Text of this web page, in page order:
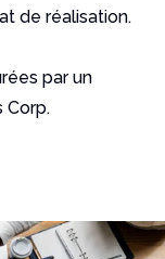
de réalisation.
par un
Corp.